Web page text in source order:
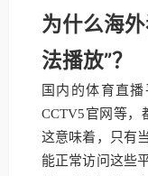
为什么海
法播放”？
国内的体育直
CCTV5官网等，
这意味着，只有
能正常访问这些